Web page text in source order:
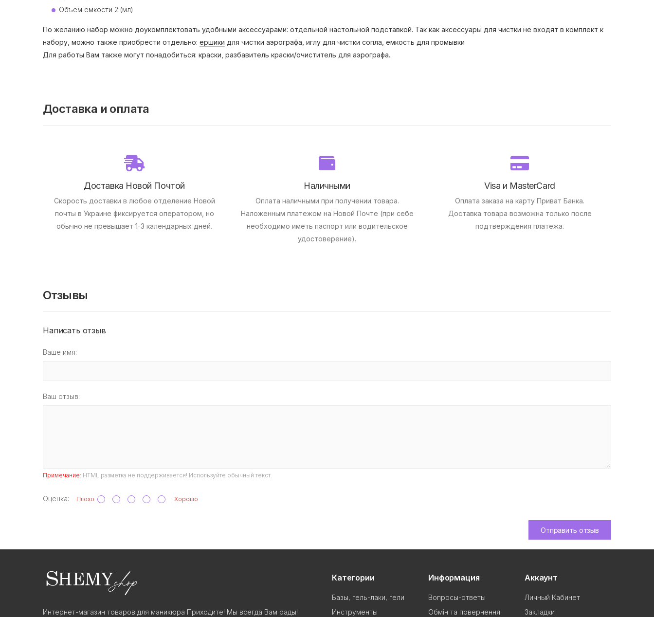
Oбъем емкости 2 (мл)
По желанию набор можно доукомплектовать удобными аксессуарами: отдельной настольной подставкой. Так как аксессуары для чистки не входят в комплект к
набору, можно также приобрести отдельно: ершики для чистки аэрографа, иглу для чистки сопла, емкость для промывки
Для работы Вам также могут понадобиться: краски, разбавитель краски/очиститель для аэрографа.
Доставка и оплата
Доставка Новой Почтой
Скорость доставки в любое отделение Новой
почты в Украине фиксируется оператором, но
обычно не превышает 1-3 календарных дней.
Наличными
Оплата наличными при получении товара.
Наложенным платежом на Новой Почте (при себе
необходимо иметь паспорт или водительское
удостоверение).
Visa и MasterCard
Оплата заказа на карту Приват Банка.
Доставка товара возможна только после
подтверждения платежа.
Отзывы
Написать отзыв
Ваше имя:
Ваш отзыв:
Примечание: HTML разметка не поддерживается! Используйте обычный текст.
Оценка: Плохо Хорошо
Отправить отзыв
Интернет-магазин товаров для маникюра Приходите! Мы всегда Вам рады!
Категории
Базы, гель-лаки, гели
Инструменты
Информация
Вопросы-ответы
Обмін та повернення
Аккаунт
Личный Кабинет
Закладки